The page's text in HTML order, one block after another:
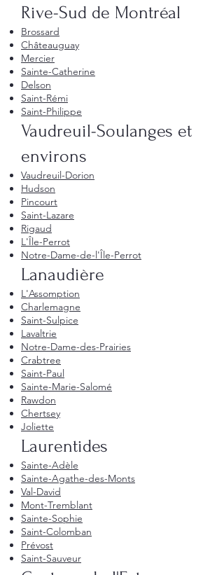
Rive-Sud de Montréal
Brossard
Châteauguay
Mercier
Sainte-Catherine
Delson
Saint-Rémi
Saint-Philippe
Vaudreuil-Soulanges et
environs
Vaudreuil-Dorion
Hudson
Pincourt
Saint-Lazare
Rigaud
L'Île-Perrot
Notre-Dame-de-l'Île-Perrot
Lanaudière
L'Assomption
Charlemagne
Saint-Sulpice
Lavaltrie
Notre-Dame-des-Prairies
Crabtree
Saint-Paul
Sainte-Marie-Salomé
Rawdon
Chertsey
Joliette
Laurentides
Sainte-Adèle
Sainte-Agathe-des-Monts
Val-David
Mont-Tremblant
Sainte-Sophie
Saint-Colomban
Prévost
Saint-Sauveur